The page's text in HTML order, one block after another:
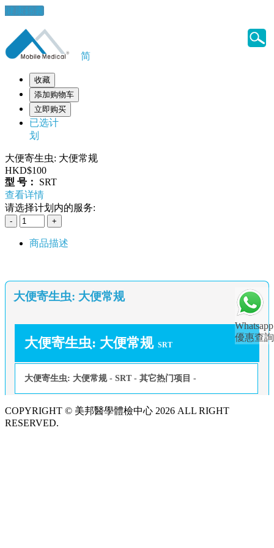
健康錦囊
Whatsapp
優惠查詢
简
收藏
添加购物车
立即购买
已选计
划
大便寄生虫: 大便常规
HKD$100
型 号：
SRT
查看详情
请选择计划内的服务:
商品描述
大便寄生虫: 大便常规
大便寄生虫: 大便常规 SRT
大便寄生虫: 大便常规 - SRT - 其它热门项目 -
COPYRIGHT © 美邦醫學體檢中心 2026 ALL RIGHT
RESERVED.